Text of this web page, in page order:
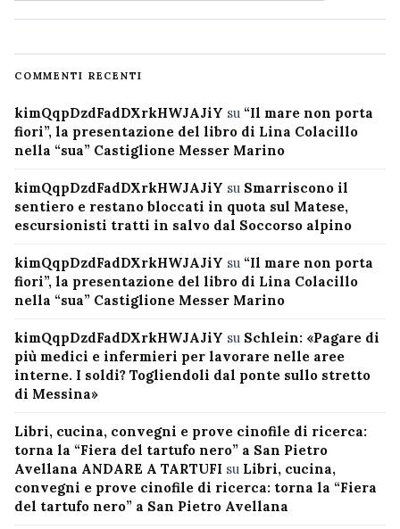
COMMENTI RECENTI
kimQqpDzdFadDXrkHWJAJiY su “Il mare non porta
fiori”, la presentazione del libro di Lina Colacillo
nella “sua” Castiglione Messer Marino
kimQqpDzdFadDXrkHWJAJiY su Smarriscono il
sentiero e restano bloccati in quota sul Matese,
escursionisti tratti in salvo dal Soccorso alpino
kimQqpDzdFadDXrkHWJAJiY su “Il mare non porta
fiori”, la presentazione del libro di Lina Colacillo
nella “sua” Castiglione Messer Marino
kimQqpDzdFadDXrkHWJAJiY su Schlein: «Pagare di
più medici e infermieri per lavorare nelle aree
interne. I soldi? Togliendoli dal ponte sullo stretto
di Messina»
Libri, cucina, convegni e prove cinofile di ricerca:
torna la “Fiera del tartufo nero” a San Pietro
Avellana ANDARE A TARTUFI su Libri, cucina,
convegni e prove cinofile di ricerca: torna la “Fiera
del tartufo nero” a San Pietro Avellana